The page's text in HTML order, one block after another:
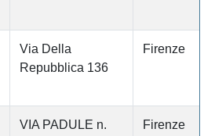
Via Della
Repubblica 136
Firenze
VIA PADULE n.
Firenze